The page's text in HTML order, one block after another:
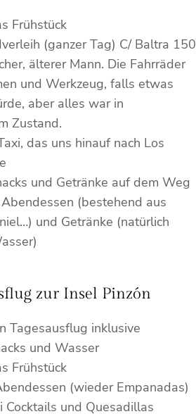
Frühstück
(ganzer Tag) C/ Baltra 150
älterer Mann. Die Fahrräder
und Werkzeug, falls etwas
aber alles war in
Zustand.
das uns hinauf nach Los
und Getränke auf dem Weg
(bestehend aus
und Getränke (natürlich
zur Insel Pinzón
Tagesausflug inklusive
und Wasser
Frühstück
(wieder Empanadas)
Cocktails und Quesadillas